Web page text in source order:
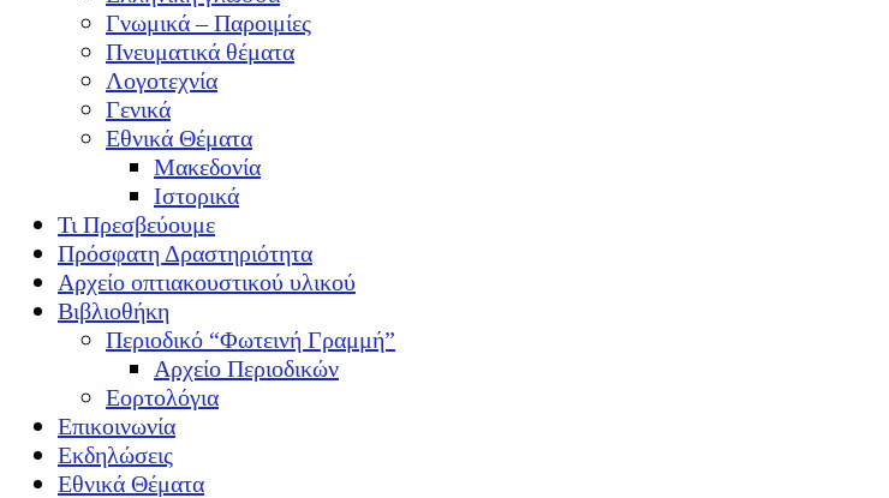
Γνωμικά – Παροιμίες
Πνευματικά θέματα
Λογοτεχνία
Γενικά
Εθνικά Θέματα
Μακεδονία
Ιστορικά
Τι Πρεσβεύουμε
Πρόσφατη Δραστηριότητα
Αρχείο οπτιακουστικού υλικού
Βιβλιοθήκη
Περιοδικό “Φωτεινή Γραμμή”
Αρχείο Περιοδικών
Εορτολόγια
Επικοινωνία
Εκδηλώσεις
Εθνικά Θέματα